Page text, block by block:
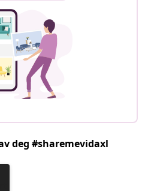
deg #sharemevidaxl